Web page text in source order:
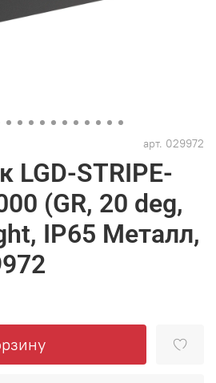
арт. 029972
LGD-STRIPE-
(GR, 20 deg,
IP65 Металл,